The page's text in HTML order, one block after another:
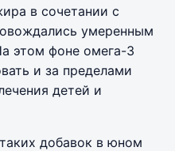
в сочетании с
умеренным
этом фоне омега-3
и за пределами
детей и
добавок в юном